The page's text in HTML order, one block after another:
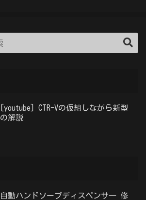
[youtube] CTR-Vの仮組しながら新型
の解説
自動ハンドソープディスペンサ― 修